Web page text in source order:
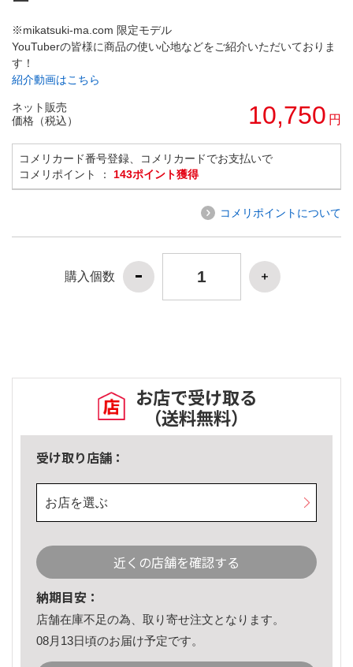
※mikatsuki-ma.com 限定モデル
YouTuberの皆様に商品の使い心地などをご紹介いただいておりま
す！
紹介動画はこちら
ネット販売
価格（税込）
10,750 円
コメリカード番号登録、コメリカードでお支払いで
コメリポイント ： 143ポイント獲得
コメリポイントについて
購入個数
お店で受け取る
（送料無料）
受け取り店舗：
お店を選ぶ
近くの店舗を確認する
納期目安：
店舗在庫不足の為、取り寄せ注文となります。
08月13日頃のお届け予定です。